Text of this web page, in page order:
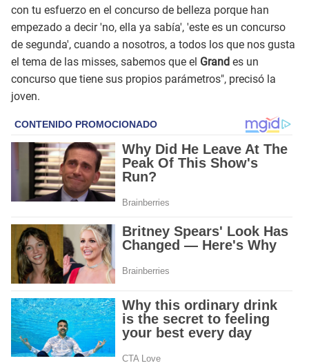
con tu esfuerzo en el concurso de belleza porque han
empezado a decir 'no, ella ya sabía', 'este es un concurso
de segunda', cuando a nosotros, a todos los que nos gusta
el tema de las misses, sabemos que el Grand es un
concurso que tiene sus propios parámetros", precisó la
joven.